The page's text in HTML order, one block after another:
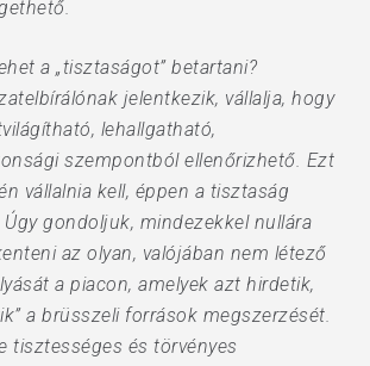
a „tisztaságot” betartani?
jelentkezik, vállalja, hogy
lehallgatható,
szempontból ellenőrizhető. Ezt
vállalnia kell, éppen a tisztaság
Úgy gondoljuk, mindezekkel nullára
az olyan, valójában nem létező
a piacon, amelyek azt hirdetik,
a brüsszeli források megszerzését.
tisztességes és törvényes